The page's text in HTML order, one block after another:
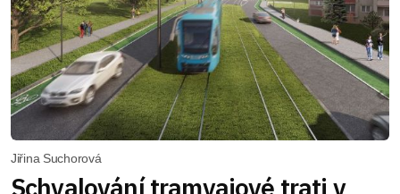
Jiřina Suchorová